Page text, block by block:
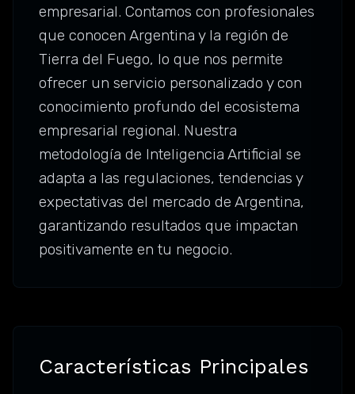
empresarial. Contamos con profesionales
que conocen Argentina y la región de
Tierra del Fuego, lo que nos permite
ofrecer un servicio personalizado y con
conocimiento profundo del ecosistema
empresarial regional. Nuestra
metodología de Inteligencia Artificial se
adapta a las regulaciones, tendencias y
expectativas del mercado de Argentina,
garantizando resultados que impactan
positivamente en tu negocio.
Características Principales